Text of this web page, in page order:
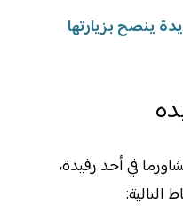
ينصح بزيارتها
في أحد رفيدة،
التالية: